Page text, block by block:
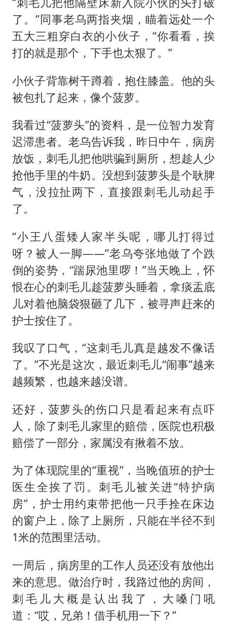
了。”同事老乌两指夹烟，瞄着远处一个
五大三粗穿白衣的小伙子，“你看看，挨
打的就是那个，下手也太狠了。”
小伙子背靠树干蹲着，抱住膝盖。他的头
被包扎了起来，像个菠萝。
我看过“菠萝头”的资料，是一位智力发育
迟滞患者。老乌告诉我，昨日中午，病房
放饭，刺毛儿把他哄骗到厕所，想趁人少
抢他手里的牛奶。没想到菠萝头是个耿脾
气，没拉扯两下，直接跟刺毛儿动起手
了。
“小王八蛋矮人家半头呢，哪儿打得过
呀？被人一脚——”老乌夸张地做了个跌
倒的姿势，“踹尿池里啰！”当天晚上，怀
恨在心的刺毛儿趁菠萝头睡着，拿痰盂底
儿对着他脑袋狠砸了几下，被寻声赶来的
护士按住了。
我叹了口气，“这刺毛儿真是越发不像话
了。”不光是这次，最近刺毛儿“闹事”越来
越频繁，也越来越没谱。
还好，菠萝头的伤口只是看起来有点吓
人，除了刺毛儿家里的赔偿，医院也积极
赔偿了一部分，家属没有揪着不放。
为了体现院里的“重视”，当晚值班的护士
医生全挨了罚。刺毛儿被关进“特护病
房”，护士用约束带把他一只手拴在床边
的窗户上，除了上厕所，只能在半径不到
1米的范围里活动。
一周后，病房里的工作人员还没有放他出
来的意思。做治疗时，我路过他的房间，
刺毛儿大概是认出我了，大嗓门吼
道：“哎，兄弟！借手机用一下？”